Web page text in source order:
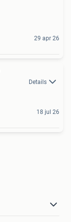
29 apr 26
Details
18 jul 26